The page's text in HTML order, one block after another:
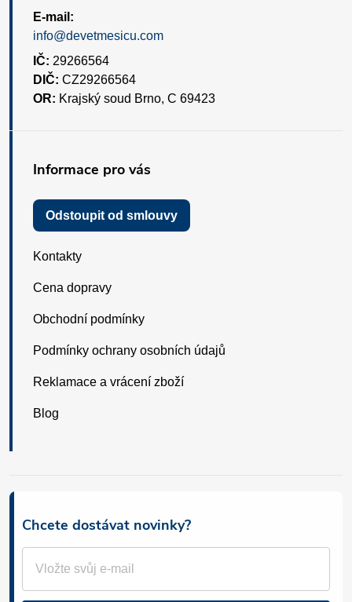
E-mail:
info@devetmesicu.com
IČ: 29266564
DIČ: CZ29266564
OR: Krajský soud Brno, C 69423
Informace pro vás
Odstoupit od smlouvy
Kontakty
Cena dopravy
Obchodní podmínky
Podmínky ochrany osobních údajů
Reklamace a vrácení zboží
Blog
Chcete dostávat novinky?